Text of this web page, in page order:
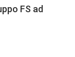
FS ad